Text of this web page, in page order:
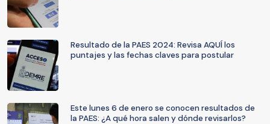
Resultado de la PAES 2024: Revisa AQUÍ los
puntajes y las fechas claves para postular
Este lunes 6 de enero se conocen resultados de
la PAES: ¿A qué hora salen y dónde revisarlos?